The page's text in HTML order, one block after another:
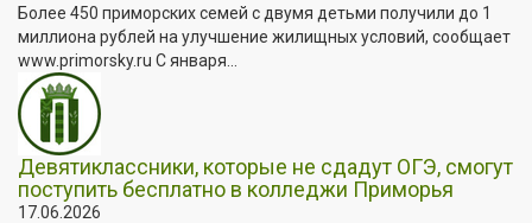
Более 450 приморских семей с двумя детьми получили до 1
миллиона рублей на улучшение жилищных условий, сообщает
www.primorsky.ru С января...
Девятиклассники, которые не сдадут ОГЭ, смогут
поступить бесплатно в колледжи Приморья
17.06.2026